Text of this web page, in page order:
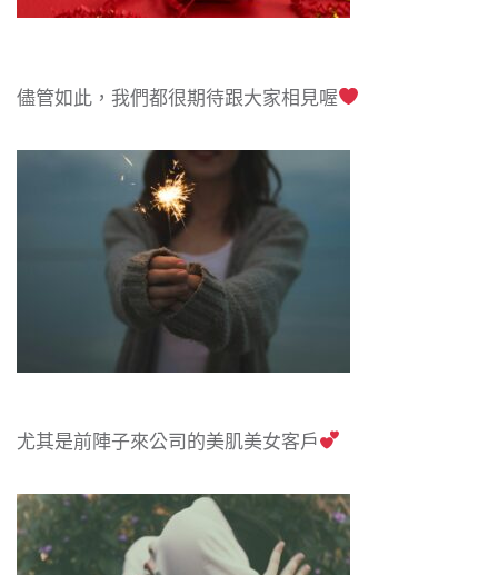
儘管如此，我們都很期待跟大家相見喔
尤其是前陣子來公司的美肌美女客戶